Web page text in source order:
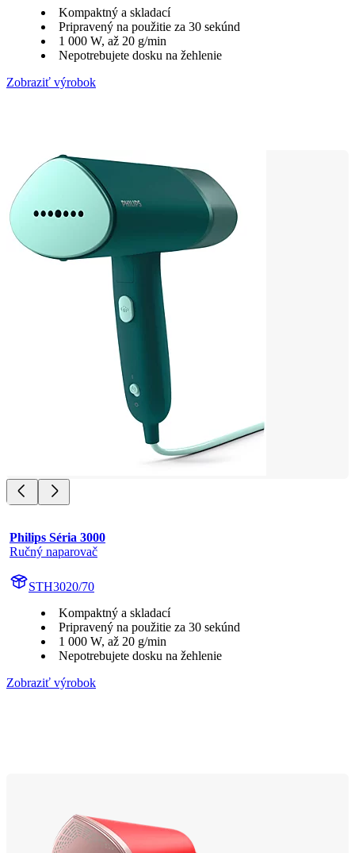
Kompaktný a skladací
Pripravený na použitie za 30 sekúnd
1 000 W, až 20 g/min
Nepotrebujete dosku na žehlenie
Zobraziť výrobok
Philips Séria 3000
Ručný naparovač
STH3020/70
Kompaktný a skladací
Pripravený na použitie za 30 sekúnd
1 000 W, až 20 g/min
Nepotrebujete dosku na žehlenie
Zobraziť výrobok